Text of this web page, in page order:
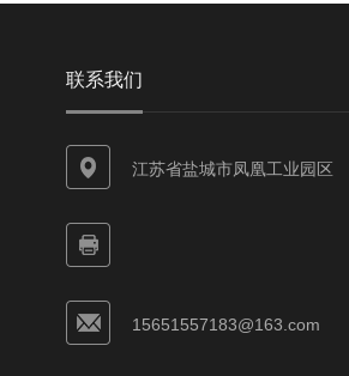
联系我们
江苏省盐城市凤凰工业园区
15651557183@163.com